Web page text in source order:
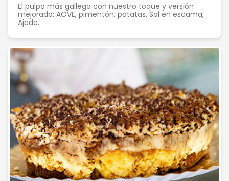
El pulpo más gallego con nuestro toque y versión
mejorada: AOVE, pimentón, patatas, Sal en escama,
Ajada.